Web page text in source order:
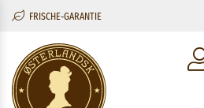
FRISCHE-GARANTIE